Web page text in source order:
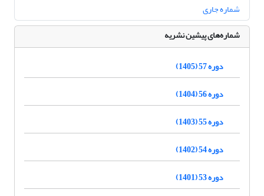
شماره جاری
شماره‌های پیشین نشریه
دوره 57 (1405)
دوره 56 (1404)
دوره 55 (1403)
دوره 54 (1402)
دوره 53 (1401)